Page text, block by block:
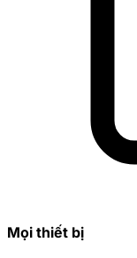
Mọi thiết bị